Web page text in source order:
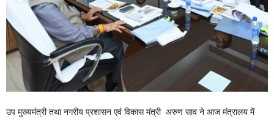
उप मुख्यमंत्री तथा नगरीय प्रशासन एवं विकास मंत्री अरुण साव ने आज मंत्रालय में